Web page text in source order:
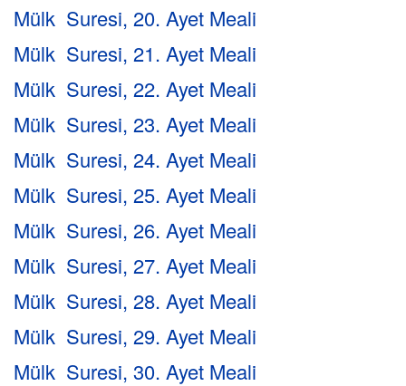
Mülk Suresi, 20. Ayet Meali
Mülk Suresi, 21. Ayet Meali
Mülk Suresi, 22. Ayet Meali
Mülk Suresi, 23. Ayet Meali
Mülk Suresi, 24. Ayet Meali
Mülk Suresi, 25. Ayet Meali
Mülk Suresi, 26. Ayet Meali
Mülk Suresi, 27. Ayet Meali
Mülk Suresi, 28. Ayet Meali
Mülk Suresi, 29. Ayet Meali
Mülk Suresi, 30. Ayet Meali